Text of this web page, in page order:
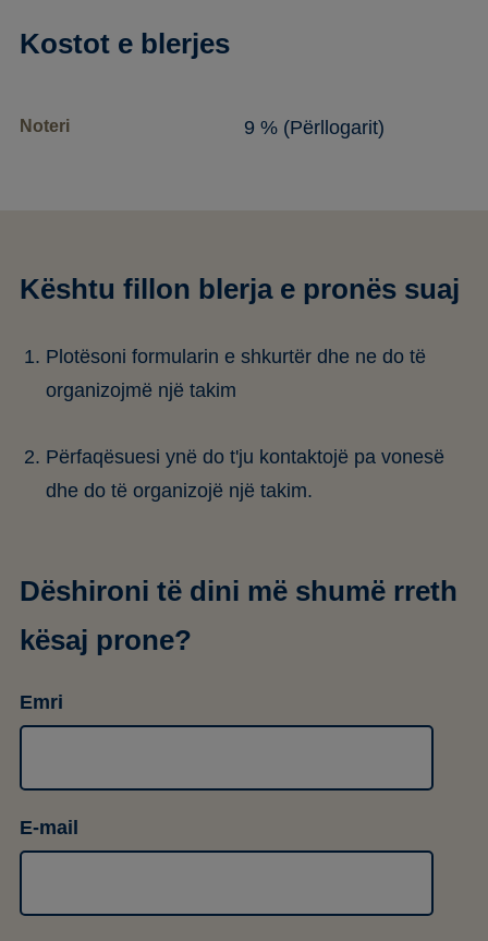
Kostot e blerjes
Noteri 9 % (Përllogarit)
Kështu fillon blerja e pronës suaj
Plotësoni formularin e shkurtër dhe ne do të
organizojmë një takim
Përfaqësuesi ynë do t'ju kontaktojë pa vonesë
dhe do të organizojë një takim.
Dëshironi të dini më shumë rreth
kësaj prone?
Emri
E-mail